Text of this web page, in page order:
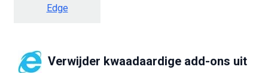
Edge
Verwijder kwaadaardige add-ons uit